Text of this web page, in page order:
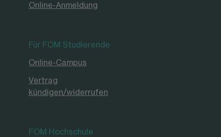
Online-Anmeldung
Für FOM Studierende
Online-Campus
Vertrag
kündigen/widerrufen
FOM Hochschule